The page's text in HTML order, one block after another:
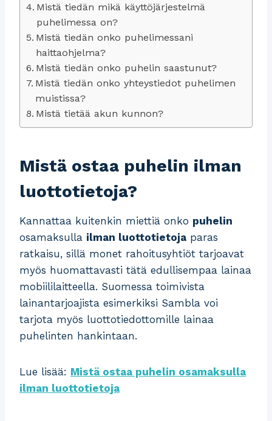
Mistä tiedän mikä käyttöjärjestelmä
puhelimessa on?
Mistä tiedän onko puhelimessani
haittaohjelma?
Mistä tiedän onko puhelin saastunut?
Mistä tiedän onko yhteystiedot puhelimen
muistissa?
Mistä tietää akun kunnon?
Mistä ostaa puhelin ilman
luottotietoja?
Kannattaa kuitenkin miettiä onko puhelin
osamaksulla ilman luottotietoja paras
ratkaisu, sillä monet rahoitusyhtiöt tarjoavat
myös huomattavasti tätä edullisempaa lainaa
mobiililaitteella. Suomessa toimivista
lainantarjoajista esimerkiksi Sambla voi
tarjota myös luottotiedottomille lainaa
puhelinten hankintaan.
Lue lisää: Mistä ostaa puhelin osamaksulla
ilman luottotietoja